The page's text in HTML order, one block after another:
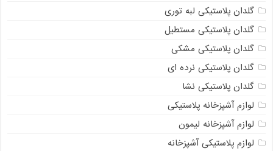
گلدان پلاستیکی لبه توری
گلدان پلاستیکی مستطیل
گلدان پلاستیکی مشکی
گلدان پلاستیکی نرده ای
گلدان پلاستیکی نشا
لوازم آشپزخانه پلاستیکی
لوازم آشپزخانه لیمون
لوازم پلاستیکی آشپزخانه